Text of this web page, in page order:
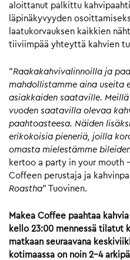
aloittanut palkittu
läpinäkyvyyden
laatukorvauksen kaikkien
tiiviimpää yhteyttä kahvien
”Raakakahvivalinnoilla ja
mahdollistamme aina useita
asiakkaiden saataville.
vuoden saatavilla olevaa
paahtoasteesa. Näiden
erikokoisia pieneriä, joilla
omasta mielestämme
kertoo a party in your mouth
Coffeen perustaja ja
Roastha” Tuovinen.
Makea Coffee paahtaa
kello 23:00 mennessä tilatut
matkaan seuraavana
kotimaassa on noin 2-4